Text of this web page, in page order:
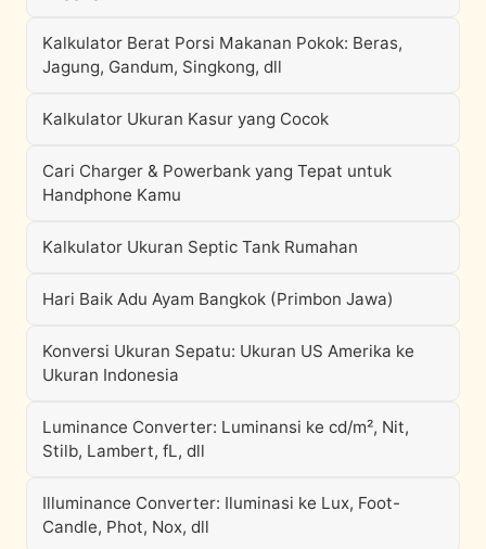
Kalkulator Berat Porsi Makanan Pokok: Beras,
Jagung, Gandum, Singkong, dll
Kalkulator Ukuran Kasur yang Cocok
Cari Charger & Powerbank yang Tepat untuk
Handphone Kamu
Kalkulator Ukuran Septic Tank Rumahan
Hari Baik Adu Ayam Bangkok (Primbon Jawa)
Konversi Ukuran Sepatu: Ukuran US Amerika ke
Ukuran Indonesia
Luminance Converter: Luminansi ke cd/m², Nit,
Stilb, Lambert, fL, dll
Illuminance Converter: Iluminasi ke Lux, Foot-
Candle, Phot, Nox, dll